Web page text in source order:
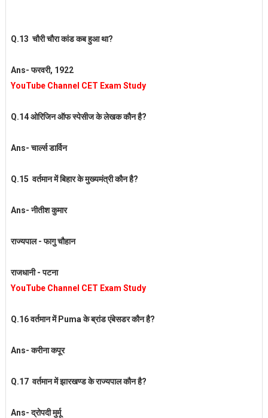
Q.13 चौरी चौरा कांड कब हुआ था?
Ans- फरवरी, 1922
YouTube Channel CET Exam Study
Q.14 ओरिजिन ऑफ स्पेसीज के लेखक कौनहै?
Ans- चार्ल्स डार्विन
Q.15 वर्तमान में बिहार के मुख्यमंत्री कौन है?
Ans- नीतीश कुमार
राज्यपाल - फागु चौहान
राजधानी - पटना
YouTube Channel CET Exam Study
Q.16 वर्तमान में Puma के ब्रांड एंबेसडर कौन है?
Ans- करीना कपूर
Q.17 वर्तमान में झारखण्ड के राज्यपाल कौन है?
Ans- द्रोपदी मुर्मू